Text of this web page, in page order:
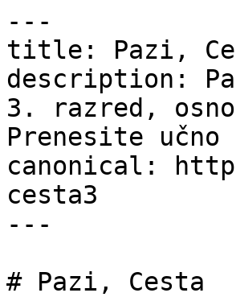
---
title: Pazi,
description:
3. razred,
Prenesite
canonical:
cesta3
---
# Pazi, Cesta